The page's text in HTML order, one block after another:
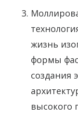
жизнь
формы
создания
высокого